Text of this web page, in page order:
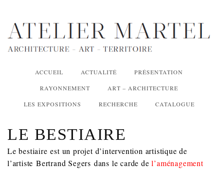
ACCUEIL ACTUALITÉ PRÉSENTATION
RAYONNEMENT ART – ARCHITECTURE
LES EXPOSITIONS RECHERCHE CATALOGUE
LE BESTIAIRE
Le bestiaire est un projet d’intervention artistique de
l’artiste Bertrand Segers dans le carde del’aménagement